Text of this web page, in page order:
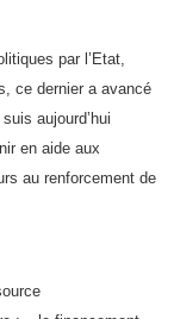
par l’Etat,
ce dernier a avancé
aujourd’hui
en aide aux
au renforcement de